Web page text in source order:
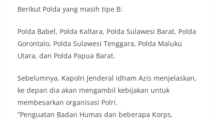
Berikut Polda yang masih tipe B:
Polda Babel, Polda Kaltara, Polda Sulawesi Barat, Polda
Gorontalo, Polda Sulawesi Tenggara, Polda Maluku
Utara, dan Polda Papua Barat.
Sebelumnya, Kapolri Jenderal Idham Azis menjelaskan,
ke depan dia akan mengambil kebijakan untuk
membesarkan organisasi Polri.
“Penguatan Badan Humas dan beberapa Korps,